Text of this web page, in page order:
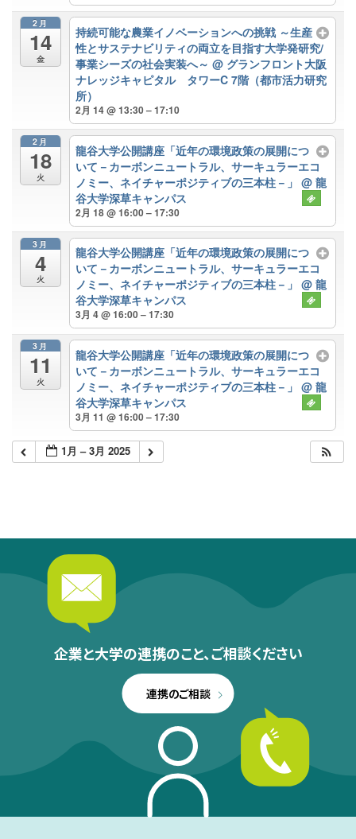
2月
14
金
持続可能な農業イノベーションへの挑戦 ～生産
性とサステナビリティの両立を目指す大学発研究/
事業シーズの社会実装へ～@ グランフロント大阪
ナレッジキャピタル タワーC 7階（都市活力研究
所）
2月 14 @ 13:30 – 17:10
2月
18
火
龍谷大学公開講座「近年の環境政策の展開につ
いて－カーボンニュートラル、サーキュラーエコ
ノミー、ネイチャーポジティブの三本柱－」@ 龍
谷大学深草キャンパス
2月 18 @ 16:00 – 17:30
3月
4
火
龍谷大学公開講座「近年の環境政策の展開につ
いて－カーボンニュートラル、サーキュラーエコ
ノミー、ネイチャーポジティブの三本柱－」@ 龍
谷大学深草キャンパス
3月 4 @ 16:00 – 17:30
3月
11
火
龍谷大学公開講座「近年の環境政策の展開につ
いて－カーボンニュートラル、サーキュラーエコ
ノミー、ネイチャーポジティブの三本柱－」@ 龍
谷大学深草キャンパス
3月 11 @ 16:00 – 17:30
1月 – 3月 2025
企業と大学の連携のこと、ご相談ください
連携のご相談